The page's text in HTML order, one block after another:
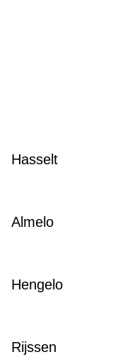
Hasselt
Almelo
Hengelo
Rijssen